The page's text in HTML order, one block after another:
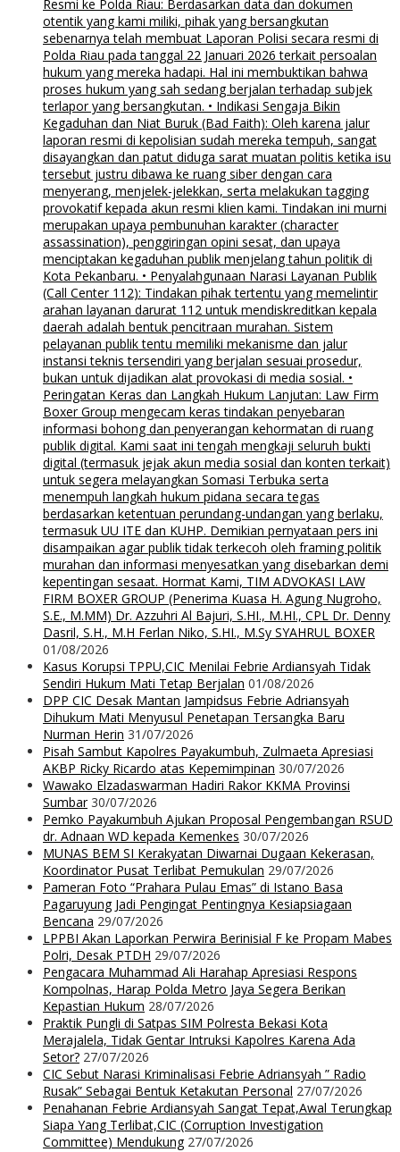
Resmi ke Polda Riau: Berdasarkan data dan dokumen
otentik yang kami miliki, pihak yang bersangkutan
sebenarnya telah membuat Laporan Polisi secara resmi di
Polda Riau pada tanggal 22 Januari 2026 terkait persoalan
hukum yang mereka hadapi. Hal ini membuktikan bahwa
proses hukum yang sah sedang berjalan terhadap subjek
terlapor yang bersangkutan. • Indikasi Sengaja Bikin
Kegaduhan dan Niat Buruk (Bad Faith): Oleh karena jalur
laporan resmi di kepolisian sudah mereka tempuh, sangat
disayangkan dan patut diduga sarat muatan politis ketika isu
tersebut justru dibawa ke ruang siber dengan cara
menyerang, menjelek-jelekkan, serta melakukan tagging
provokatif kepada akun resmi klien kami. Tindakan ini murni
merupakan upaya pembunuhan karakter (character
assassination), penggiringan opini sesat, dan upaya
menciptakan kegaduhan publik menjelang tahun politik di
Kota Pekanbaru. • Penyalahgunaan Narasi Layanan Publik
(Call Center 112): Tindakan pihak tertentu yang memelintir
arahan layanan darurat 112 untuk mendiskreditkan kepala
daerah adalah bentuk pencitraan murahan. Sistem
pelayanan publik tentu memiliki mekanisme dan jalur
instansi teknis tersendiri yang berjalan sesuai prosedur,
bukan untuk dijadikan alat provokasi di media sosial. •
Peringatan Keras dan Langkah Hukum Lanjutan: Law Firm
Boxer Group mengecam keras tindakan penyebaran
informasi bohong dan penyerangan kehormatan di ruang
publik digital. Kami saat ini tengah mengkaji seluruh bukti
digital (termasuk jejak akun media sosial dan konten terkait)
untuk segera melayangkan Somasi Terbuka serta
menempuh langkah hukum pidana secara tegas
berdasarkan ketentuan perundang-undangan yang berlaku,
termasuk UU ITE dan KUHP. Demikian pernyataan pers ini
disampaikan agar publik tidak terkecoh oleh framing politik
murahan dan informasi menyesatkan yang disebarkan demi
kepentingan sesaat. Hormat Kami, TIM ADVOKASI LAW
FIRM BOXER GROUP (Penerima Kuasa H. Agung Nugroho,
S.E., M.MM) Dr. Azzuhri Al Bajuri, S.HI., M.HI., CPL Dr. Denny
Dasril, S.H., M.H Ferlan Niko, S.HI., M.Sy SYAHRUL BOXER
01/08/2026
Kasus Korupsi TPPU,CIC Menilai Febrie Ardiansyah Tidak
Sendiri Hukum Mati Tetap Berjalan 01/08/2026
DPP CIC Desak Mantan Jampidsus Febrie Adriansyah
Dihukum Mati Menyusul Penetapan Tersangka Baru
Nurman Herin 31/07/2026
Pisah Sambut Kapolres Payakumbuh, Zulmaeta Apresiasi
AKBP Ricky Ricardo atas Kepemimpinan 30/07/2026
Wawako Elzadaswarman Hadiri Rakor KKMA Provinsi
Sumbar 30/07/2026
Pemko Payakumbuh Ajukan Proposal Pengembangan RSUD
dr. Adnaan WD kepada Kemenkes 30/07/2026
MUNAS BEM SI Kerakyatan Diwarnai Dugaan Kekerasan,
Koordinator Pusat Terlibat Pemukulan 29/07/2026
Pameran Foto “Prahara Pulau Emas” di Istano Basa
Pagaruyung Jadi Pengingat Pentingnya Kesiapsiagaan
Bencana 29/07/2026
LPPBI Akan Laporkan Perwira Berinisial F ke Propam Mabes
Polri, Desak PTDH 29/07/2026
Pengacara Muhammad Ali Harahap Apresiasi Respons
Kompolnas, Harap Polda Metro Jaya Segera Berikan
Kepastian Hukum 28/07/2026
Praktik Pungli di Satpas SIM Polresta Bekasi Kota
Merajalela, Tidak Gentar Intruksi Kapolres Karena Ada
Setor? 27/07/2026
CIC Sebut Narasi Kriminalisasi Febrie Adriansyah ” Radio
Rusak” Sebagai Bentuk Ketakutan Personal 27/07/2026
Penahanan Febrie Ardiansyah Sangat Tepat,Awal Terungkap
Siapa Yang Terlibat,CIC (Corruption Investigation
Committee) Mendukung 27/07/2026